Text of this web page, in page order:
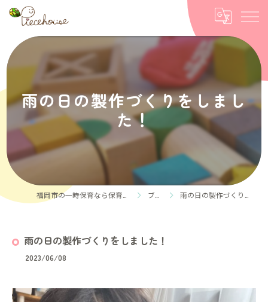
雨の日の製作づくりをしまし
た！
ブログ 雨の日の製作づくりをしました！
雨の日の製作づくりをしました！
2023/06/08